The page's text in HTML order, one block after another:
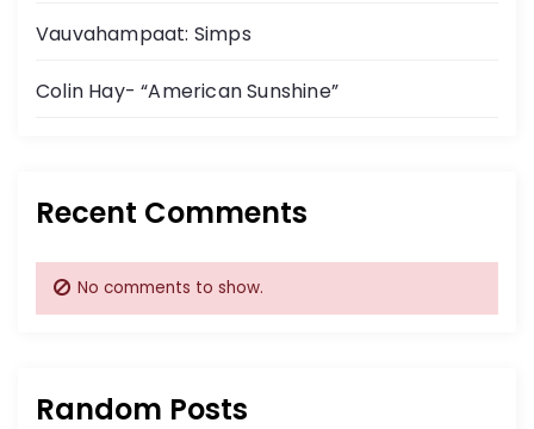
Vauvahampaat: Simps
Colin Hay- “American Sunshine”
Recent Comments
No comments to show.
Random Posts